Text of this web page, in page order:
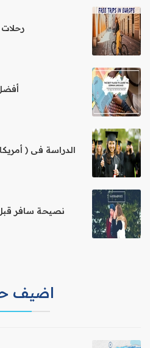
رحلات
الدراسة فى (
نصيحة سافر
اضيف